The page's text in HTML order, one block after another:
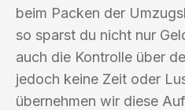
beim Packen der
so sparst du nicht nur
auch die Kontrolle über
jedoch keine Zeit oder
übernehmen wir diese